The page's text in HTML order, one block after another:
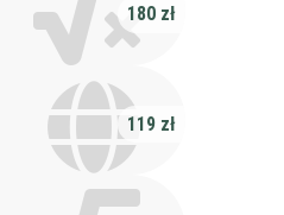
180 zł
119 zł